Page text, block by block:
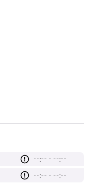
--:-- - --:--
--:-- - --:--